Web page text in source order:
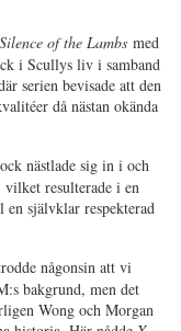
of the Lambs med
i Scullys liv i samband
serien bevisade att den
då nästan okända
nästlade sig in i och
vilket resulterade i en
självklar respekterad
någonsin att vi
bakgrund, men det
Wong och Morgan